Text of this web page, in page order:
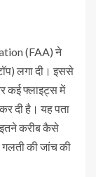
(FAA) ने
लगा दी। इससे
कई फ्लाइट्स में
दी है। यह पता
इतने करीब कैसे
गलती की जांच की